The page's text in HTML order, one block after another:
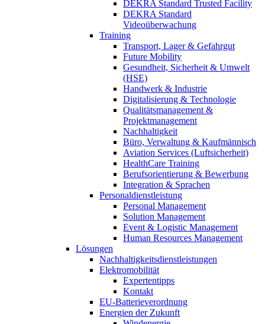
DEKRA Standard Trusted Facility
DEKRA Standard
Videoüberwachung
Training
Transport, Lager & Gefahrgut
Future Mobility
Gesundheit, Sicherheit & Umwelt
(HSE)
Handwerk & Industrie
Digitalisierung & Technologie
Qualitätsmanagement &
Projektmanagement
Nachhaltigkeit
Büro, Verwaltung & Kaufmännisch
Aviation Services (Luftsicherheit)
HealthCare Training
Berufsorientierung & Bewerbung
Integration & Sprachen
Personaldienstleistung
Personal Management
Solution Management
Event & Logistic Management
Human Resources Management
Lösungen
Nachhaltigkeitsdienstleistungen
Elektromobilität
Expertentipps
Kontakt
EU-Batterieverordnung
Energien der Zukunft